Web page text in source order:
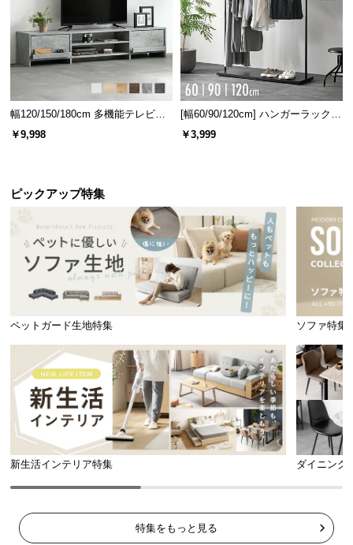
最高130℃まで耐える優れた耐熱性
天板の耐熱温度は約130℃。お湯などの熱いものをこぼしても気にせず
お使いいただけます。
耐熱温度 130℃
幅120/150/180cm 多機能テレビボ
ード 木目/石目調 オープン収納・
引き出し収納付き
￥9,998
[幅60/90/120cm] ハンガーラック
スチール 4段階高さ調節 サイドフ
ック オープンラック シンプル
￥3,999
ピックアップ特集
ペットガード生地特集 ソファ特集
新生活インテリア特集 ダイニング
特集をもっと見る